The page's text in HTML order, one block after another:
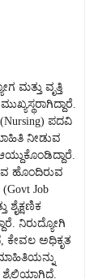
ಮತ್ತು ವೃತ್ತಿ
ಪದವಿ
ನೀಡುವ
ಹೊಂದಿರುವ
Job
ಶೈಕ್ಷಣಿಕ
ನಿರುದ್ಯೋಗಿ
ಅಧಿಕೃತ